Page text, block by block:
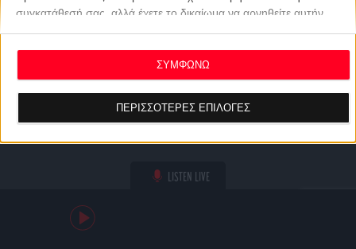
συγκατάθεσή σας, αλλά έχετε το δικαίωμα να αρνηθείτε αυτήν
ανακαλέσετε τη συγκατάθεσή σας ανά πάσα στιγμή
επιστρέφοντας σε αυτόν τον ιστότοπο και κάνοντας κλικ στο
κουμπί "Απορρήτου" στο κάτω μέρος της ιστοσελίδας.
ΠΕΡΙΣΣΟΤΕΡΕΣ ΕΠΙΛΟΓΕΣ
ΣΥΜΦΩΝΩ
LISTEN LIVE